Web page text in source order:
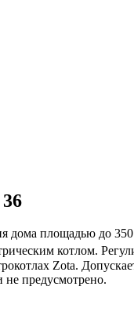
дома площадью до
котлом.
Zota.
предусмотрено.